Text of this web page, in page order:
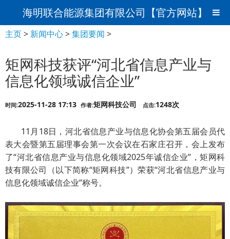
海明联合能源集团有限公司【官方网站】
主页> 新闻中心>集团要闻 >
矩网科技获评“河北省信息产业与
信息化领域诚信企业”
时间:2025-11-28 17:13 作者:矩网科技公司 点击:1248次
11月18日，河北省信息产业与信息化协会第五届会员代
表大会暨第五届理事会第一次会议在石家庄召开，会上发布
了“河北省信息产业与信息化领域2025年诚信企业”，矩网科
技有限公司（以下简称“矩网科技”）荣获“河北省信息产业与
信息化领域诚信企业”称号。